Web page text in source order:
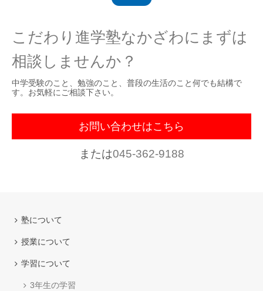
こだわり進学塾なかざわにまずは
相談しませんか？
中学受験のこと、勉強のこと、普段の生活のこと何でも結構で
す。お気軽にご相談下さい。
お問い合わせはこちら
または045-362-9188
塾について
授業について
学習について
3年生の学習